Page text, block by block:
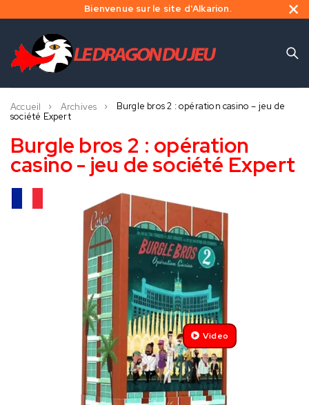
Bienvenue sur le site d'Alkarion.
Accueil Archives
Burgle bros 2 : opération casino – jeu de
société Expert
Burgle bros 2 : opération
casino - jeu de société Expert
Video